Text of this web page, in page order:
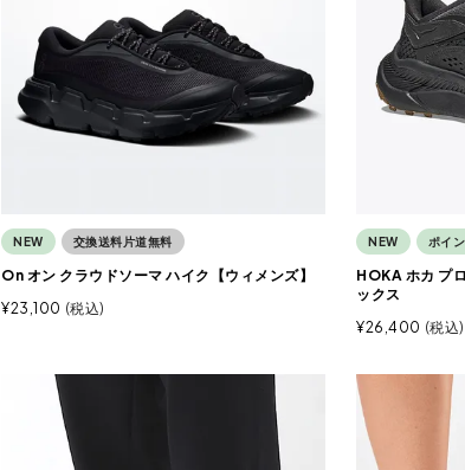
NEW 交換送料片道無料
On オン クラウドソーマ ハイク【ウィメンズ】
¥23,100 税込
NEW ポイ
HOKA ホカ プ
ックス
¥26,400 税込